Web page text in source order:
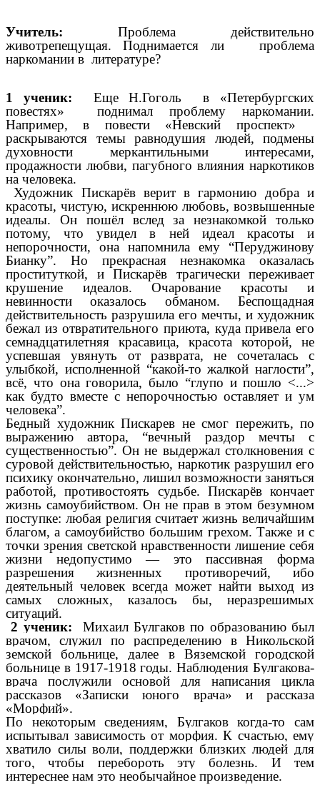
Учитель: Проблема действительно
животрепещущая. Поднимается ли проблема
наркомании в литературе?
1 ученик: Еще Н.Гоголь в «Петербургских
повестях» поднимал проблему наркомании.
Например, в повести «Невский проспект»
раскрываются темы равнодушия людей, подмены
духовности меркантильнымиинтересами,
продажности любви, пагубного влияния наркотиков
на человека.
Художник Пискарёв верит в гармонию добра и
красоты, чистую, искреннюю любовь, возвышенные
идеалы. Он пошёл вслед за незнакомкой только
потому, что увидел в ней идеал красоты и
непорочности, она напомнила ему “Перуджинову
Бианку”. Но прекрасная незнакомка оказалась
проституткой, и Пискарёв трагически переживает
крушение идеалов. Очарование красоты и
невинности оказалось обманом. Беспощадная
действительность разрушила его мечты, и художник
бежал из отвратительного приюта, куда привела его
семнадцатилетняя красавица, красота которой, не
успевшая увянуть от разврата, не сочеталась с
улыбкой, исполненной “какой-то жалкой наглости”,
всё, что она говорила, было “глупо и пошло <...>
как будто вместе с непорочностью оставляет и ум
человека”.
Бедный художник Пискарев не смог пережить, по
выражению автора, “вечный раздор мечты с
существенностью”. Он не выдержал столкновения с
суровой действительностью, наркотик разрушил его
психику окончательно, лишил возможности заняться
работой, противостоять судьбе. Пискарёв кончает
жизнь самоубийством. Он не прав в этом безумном
поступке: любая религия считает жизнь величайшим
благом, а самоубийство большим грехом. Также и с
точки зрения светской нравственности лишение себя
жизни недопустимо — это пассивная форма
разрешения жизненных противоречий, ибо
деятельный человек всегда может найти выход из
самых сложных, казалось бы, неразрешимых
ситуаций.
2 ученик: Михаил Булгаков по образованию был
врачом, служил по распределению в Никольской
земской больнице, далее в Вяземской городской
больнице в 1917-1918 годы. Наблюдения Булгакова-
врача послужили основой для написания цикла
рассказов «Записки юного врача» и рассказа
«Морфий».
По некоторым сведениям, Булгаков когда-то сам
испытывал зависимость от морфия. К счастью, ему
хватило силы воли, поддержки близких людей для
того, чтобы перебороть эту болезнь. И тем
интереснее нам это необычайное произведение.